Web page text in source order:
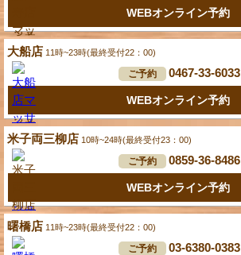
WEBオンライン予約
大船店 11時~23時(最終受付22：00)
ご予約 0467-33-6033
WEBオンライン予約
米子両三柳店 10時~24時(最終受付23：00)
ご予約 0859-36-8486
WEBオンライン予約
曙橋店 11時~23時(最終受付22：00)
ご予約 03-6380-0383